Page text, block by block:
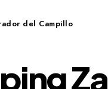
del Campillo